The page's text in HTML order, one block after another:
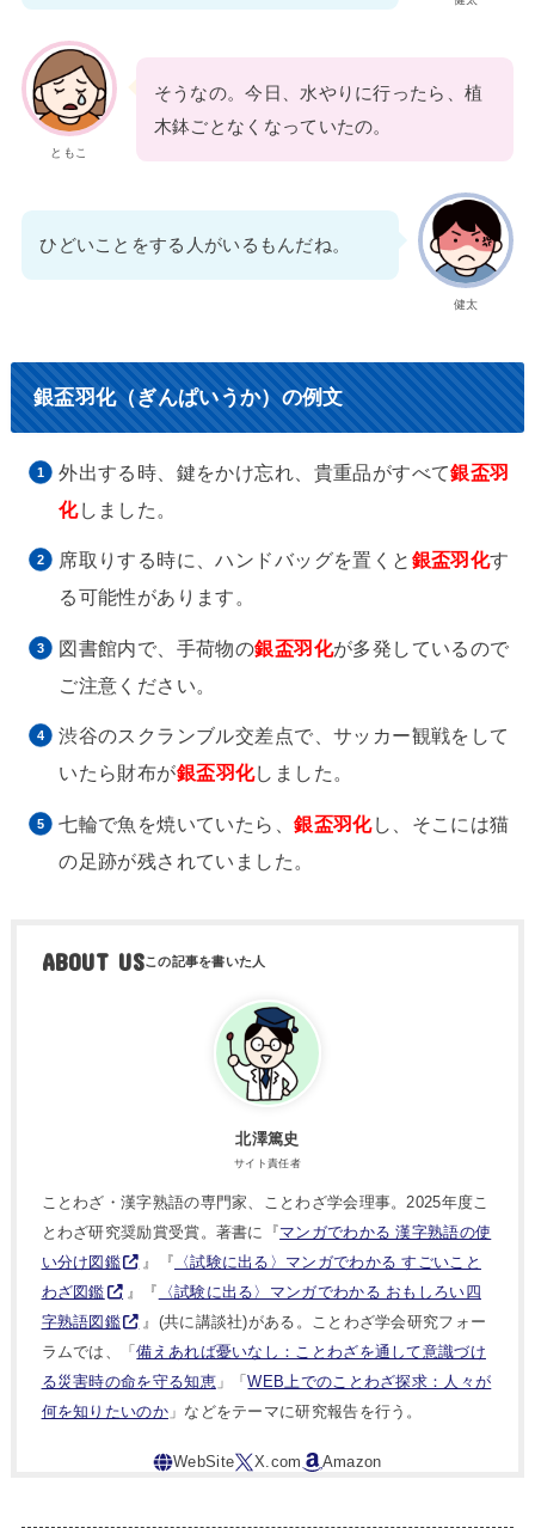
ともこ
そうなの。今日、水やりに行ったら、植
木鉢ごとなくなっていたの。
健太
ひどいことをする人がいるもんだね。
銀盃羽化（ぎんぱいうか）の例文
外出する時、鍵をかけ忘れ、貴重品がすべて銀盃羽
化しました。
席取りする時に、ハンドバッグを置くと 銀盃羽化す
る可能性があります。
図書館内で、手荷物の銀盃羽化が多発しているので
ご注意ください。
渋谷のスクランブル交差点で、サッカー観戦をして
いたら財布が銀盃羽化しました。
七輪で魚を焼いていたら、銀盃羽化し、そこには猫
の足跡が残されていました。
ABOUT US
北澤篤史
サイト責任者
ことわざ・漢字熟語の専門家、ことわざ学会理事。2025年度こ
とわざ研究奨励賞受賞。著書に『マンガでわかる 漢字熟語の使
い分け図鑑
』『 〈試験に出る〉マンガでわかる すごいこと
わざ図鑑
』『
〈試験に出る〉マンガでわかる おもしろい四
字熟語図鑑
』(共に講談社)がある。ことわざ学会研究フォー
ラムでは、「備えあれば憂いなし：ことわざを通して意識づけ
る災害時の命を守る知恵」「WEB上でのことわざ探求：人々が
何を知りたいのか」などをテーマに研究報告を行う。